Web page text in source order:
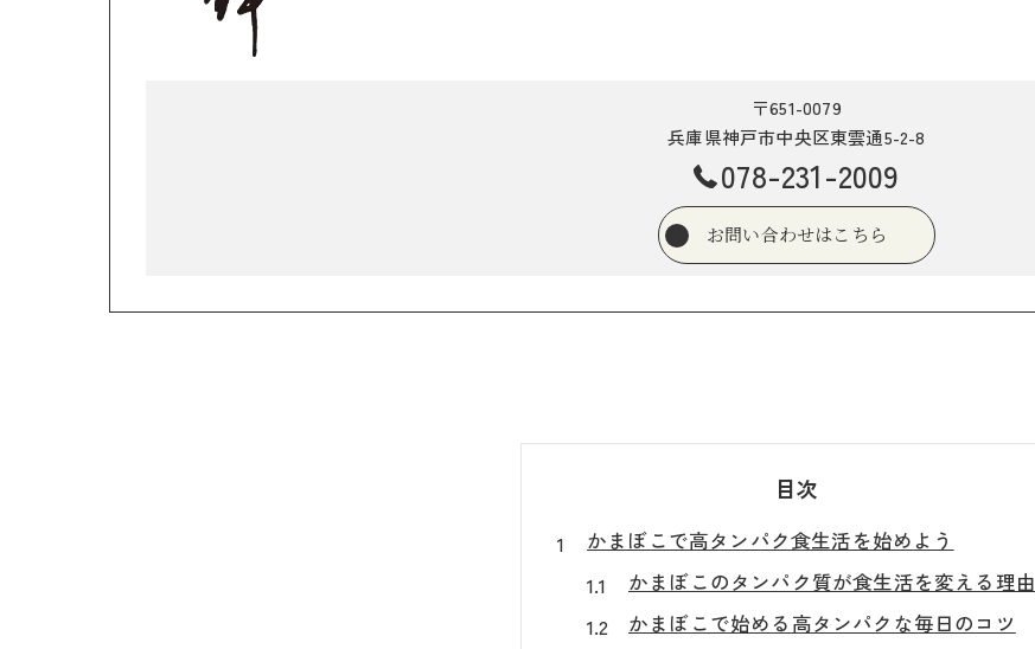
〒651-0079
兵庫県神戸市中央区東雲通5-2-8
078-231-2009
お問い合わせはこちら
目次
かまぼこで高タンパク食生活を始めよう
かまぼこのタンパク質が食生活を変える理由
かまぼこで始める高タンパクな毎日のコツ